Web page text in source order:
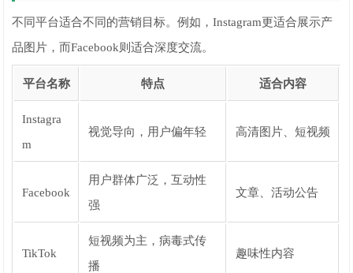
不同平台适合不同的营销目标。例如，Instagram更适合展示产
品图片，而Facebook则适合深度交流。
平台名称 特点 适合内容
Instagra
m
视觉导向，用户偏年轻 高清图片、短视频
Facebook
用户群体广泛，互动性
强
文章、活动公告
TikTok
短视频为主，病毒式传
播
趣味性内容